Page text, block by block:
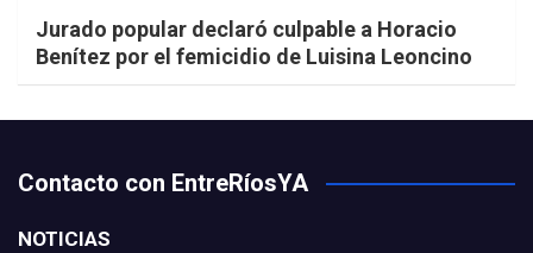
Jurado popular declaró culpable a Horacio
Benítez por el femicidio de Luisina Leoncino
Contacto con EntreRíosYA
NOTICIAS